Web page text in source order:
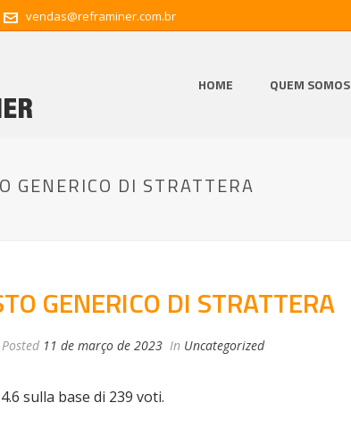
vendas@reframiner.com.br
HOME QUEM SOMOS
GENERICO DI STRATTERA
GENERICO DI STRATTERA
Posted 11 de março de 2023 In Uncategorized
4.6 sulla base di 239 voti.